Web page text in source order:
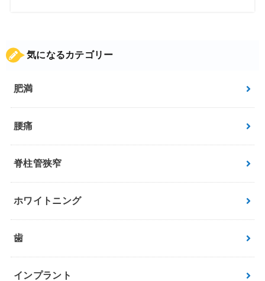
気になるカテゴリー
肥満
腰痛
脊柱管狭窄
ホワイトニング
歯
インプラント